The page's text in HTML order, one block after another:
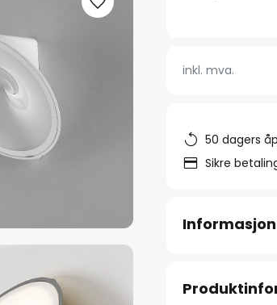
inkl. mva.
50 dagers
Sikre